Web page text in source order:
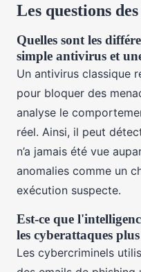
Les questions
Quelles sont les
simple antivirus et
Un antivirus classique
pour bloquer des
analyse le
réel. Ainsi, il peut
n’a jamais été vue
anomalies comme un
exécution suspecte.
Est-ce que
les cyberattaques
Les cybercriminels